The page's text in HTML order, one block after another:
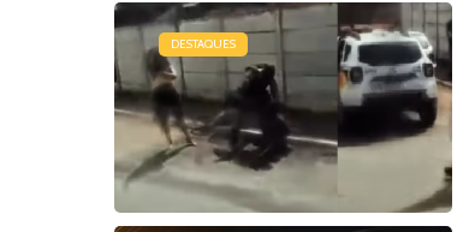
DESTAQUES